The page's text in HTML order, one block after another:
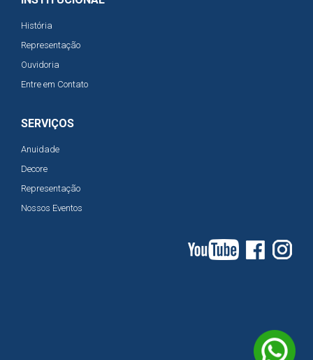
História
Representação
Ouvidoria
Entre em Contato
SERVIÇOS
Anuidade
Decore
Representação
Nossos Eventos